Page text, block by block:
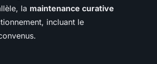
la maintenance curative
incluant le